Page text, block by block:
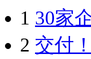
1 30家
2 交付